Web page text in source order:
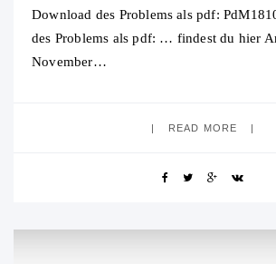
Download des Problems als pdf:
des Problems als pdf: … findest du hier
November…
READ MORE